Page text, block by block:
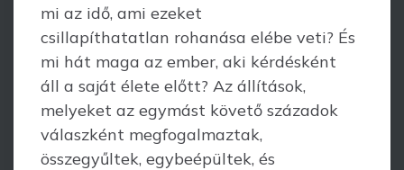
mi az idő, ami ezeket
csillapíthatatlan rohanása elébe veti? És
mi hát maga az ember, aki kérdésként
áll a saját élete előtt? Az állítások,
melyeket az egymást követő századok
válaszként megfogalmaztak,
összegyűltek, egybeépültek, és